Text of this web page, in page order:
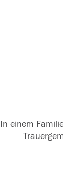
In einem